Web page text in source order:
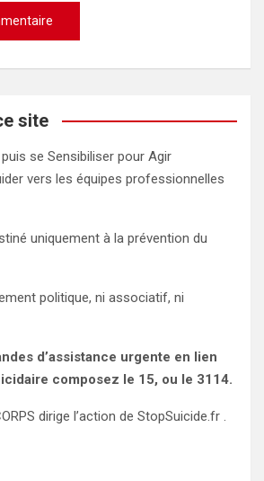
site
se Sensibiliser pour Agir
vers les équipes professionnelles
uniquement à la prévention du
politique, ni associatif, ni
d’assistance urgente en lien
composez le 15, ou le 3114.
dirige l’action de StopSuicide.fr .